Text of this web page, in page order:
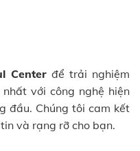
Center để trải nghiệm
với công nghệ hiện
đầu. Chúng tôi cam kết
và rạng rỡ cho bạn.